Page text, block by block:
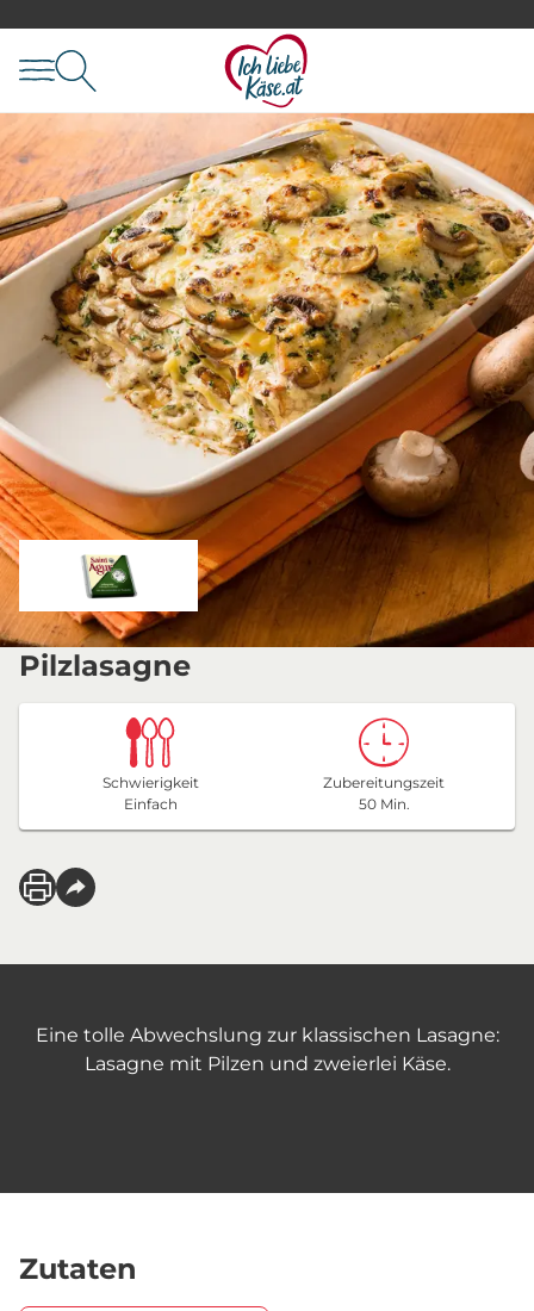
Pilzlasagne
Schwierigkeit
Einfach
Zubereitungszeit
50 Min.
Eine tolle Abwechslung zur klassischen Lasagne:
Lasagne mit Pilzen und zweierlei Käse.
Zutaten